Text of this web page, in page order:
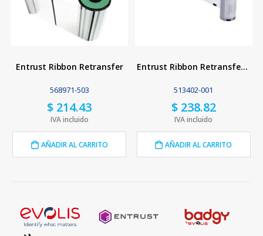
Entrust Ribbon Retransfer
568971-503
$ 214.43
IVA incluido
AÑADIR AL CARRITO
Entrust Ribbon Retransfer Film
513402-001
$238.82
IVA incluido
AÑADIR AL CARRITO